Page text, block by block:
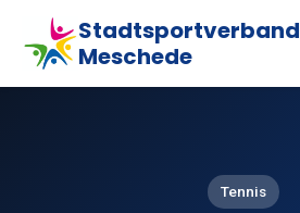
Stadtsportverband
Meschede
Tennis